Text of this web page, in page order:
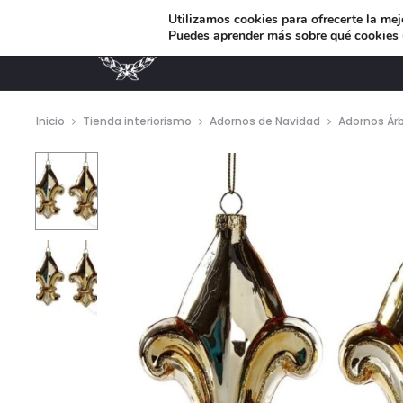
MUEBLES DE DISEÑO
Inicio Tienda interiorismo Adornos de Navidad Adornos
Utilizamos cookies para ofrecerte la
Puedes aprender más sobre qué